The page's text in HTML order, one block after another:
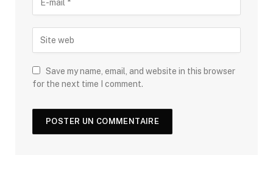
Save my name, email, and website in this browser
for the next time I comment.